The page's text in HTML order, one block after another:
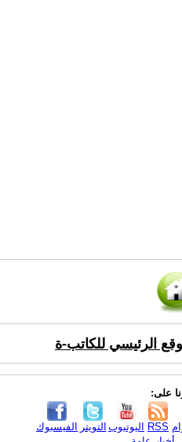
الرئيسي للكاتب-ة
على:
الفيسبوك التويتر اليوتيوب RSS